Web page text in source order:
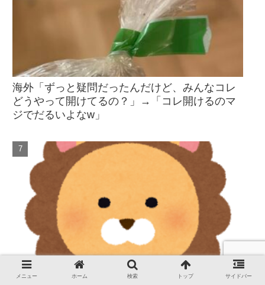
海外「ずっと疑問だったんだけど、みんなコレ
どうやって開けてるの？」→「コレ開けるのマ
ジでだるいよなw」
海外「まるでディズニープリンセスだ」韓国の
メニュー ホーム 検索 トップ サイドバー